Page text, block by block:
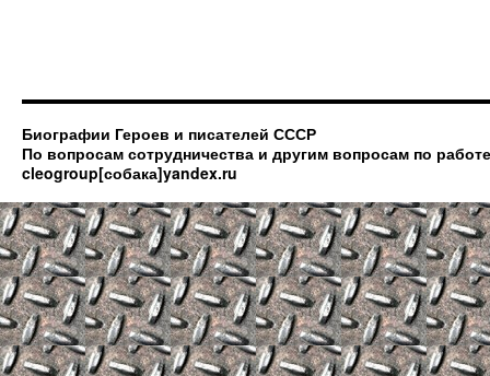
Биографии Героев и писателей СССР
По вопросам сотрудничества и другим вопросам по
cleogroup[собака]yandex.ru